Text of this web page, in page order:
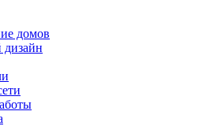
домов